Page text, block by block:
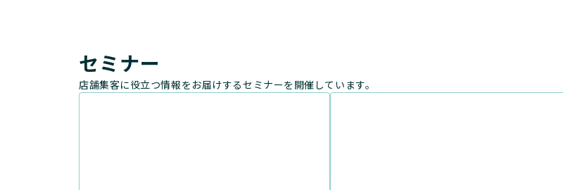
セミナー
店舗集客に役立つ情報をお届けするセミナーを開催しています。